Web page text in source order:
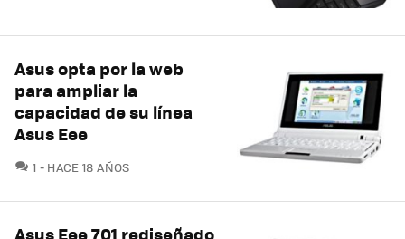
Asus opta por la web
para ampliar la
capacidad de su línea
Asus Eee
1 COMENTARIOS
HACE 18 AÑOS